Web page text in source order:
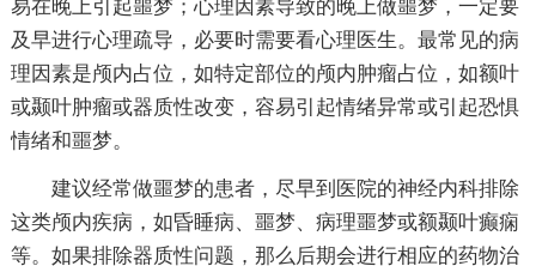
易在晚上引起噩梦；心理因素导致的晚上做噩梦，一定要
及早进行心理疏导，必要时需要看心理医生。最常见的病
理因素是颅内占位，如特定部位的颅内肿瘤占位，如额叶
或颞叶肿瘤或器质性改变，容易引起情绪异常或引起恐惧
情绪和噩梦。
建议经常做噩梦的患者，尽早到医院的神经内科排除
这类颅内疾病，如昏睡病、噩梦、病理噩梦或额颞叶癫痫
等。如果排除器质性问题，那么后期会进行相应的药物治